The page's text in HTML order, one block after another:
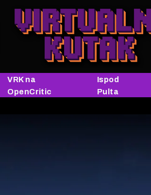
VRK na
OpenCritic
Ispod
Pulta